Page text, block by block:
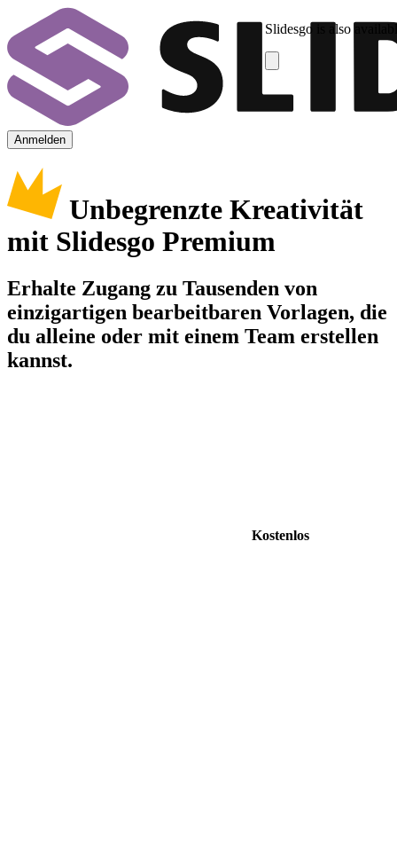
Slidesgo is also
Anmelden
Unbegrenzte Kreativität
mit Slidesgo Premium
Erhalte Zugang zu Tausenden von
einzigartigen bearbeitbaren Vorlagen, die
du alleine oder mit einem Team erstellen
kannst.
Kostenlos